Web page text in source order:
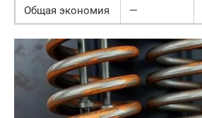
Общая экономия —